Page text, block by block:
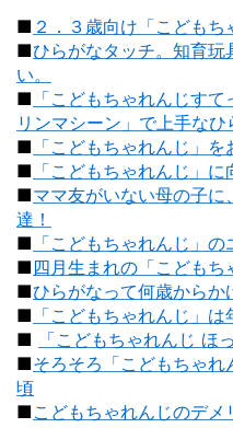
■ ２．３歳向け「こども
■ひらがなタッチ。知育玩
い。
■ 「こどもちゃれんじす
リンマシーン」で上手なひ
■ 「こどもちゃれんじ」
■ 「こどもちゃれんじ」
■ママ友がいない母の子
達！
■ 「こどもちゃれんじ」
■四月生まれの「こどもち
■ひらがなって何歳からか
■ 「こどもちゃれんじ」
■
「こどもちゃれんじ ほ
■そろそろ「こどもちゃ
頃
■こどもちゃれんじのデメ